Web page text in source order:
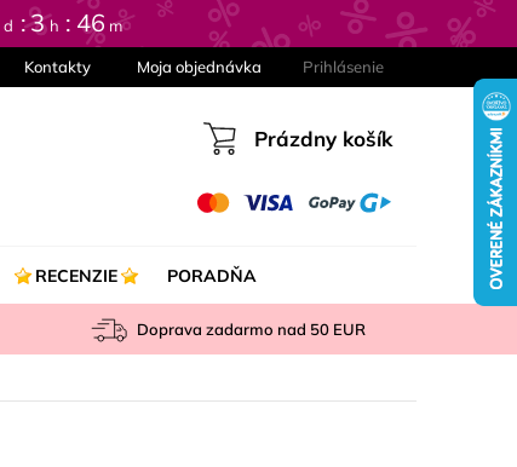
d 3 h 46 m
Kontakty Moja objednávka Prihlásenie
Nákupný
Prázdny košík
RECENZIE PORADŇA
Doprava zadarmo nad 50 EUR